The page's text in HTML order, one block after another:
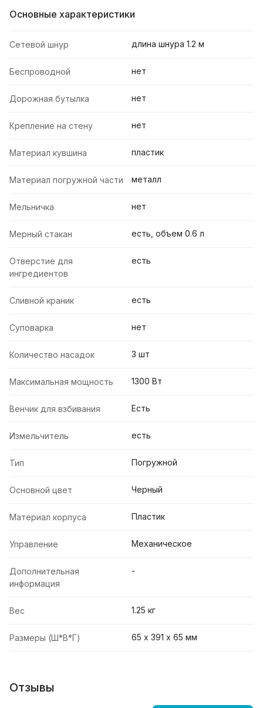
Основные характеристики
Cетевой шнур длина шнура 1.2 м
Беспроводной нет
Дорожная бутылка нет
Крепление на стену нет
Материал кувшина пластик
Материал погружной части металл
Мельничка нет
Мерный стакан есть, объем 0.6 л
Отверстие для
ингредиентов
есть
Сливной краник есть
Суповарка нет
Количество насадок 3 шт
Максимальная мощность 1300 Вт
Венчик для взбивания Есть
Измельчитель есть
Тип Погружной
Основной цвет Черный
Материал корпуса Пластик
Управление Механическое
Дополнительная
информация
-
Вес 1.25 кг
Размеры (Ш*В*Г) 65 х 391 х 65 мм
Отзывы